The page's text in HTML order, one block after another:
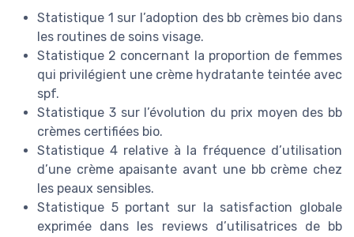
Statistique 1 sur l’adoption des bb crèmes bio dans
les routines de soins visage.
Statistique 2 concernant la proportion de femmes
qui privilégient une crème hydratante teintée avec
spf.
Statistique 3 sur l’évolution du prix moyen des bb
crèmes certifiées bio.
Statistique 4 relative à la fréquence d’utilisation
d’une crème apaisante avant une bb crème chez
les peaux sensibles.
Statistique 5 portant sur la satisfaction globale
exprimée dans les reviews d’utilisatrices de bb